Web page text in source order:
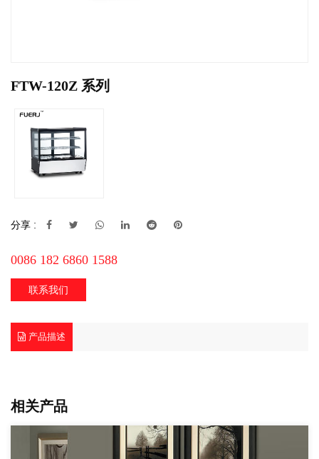
FTW-120Z 系列
分享 :
0086 182 6860 1588
联系我们
产品描述
相关产品